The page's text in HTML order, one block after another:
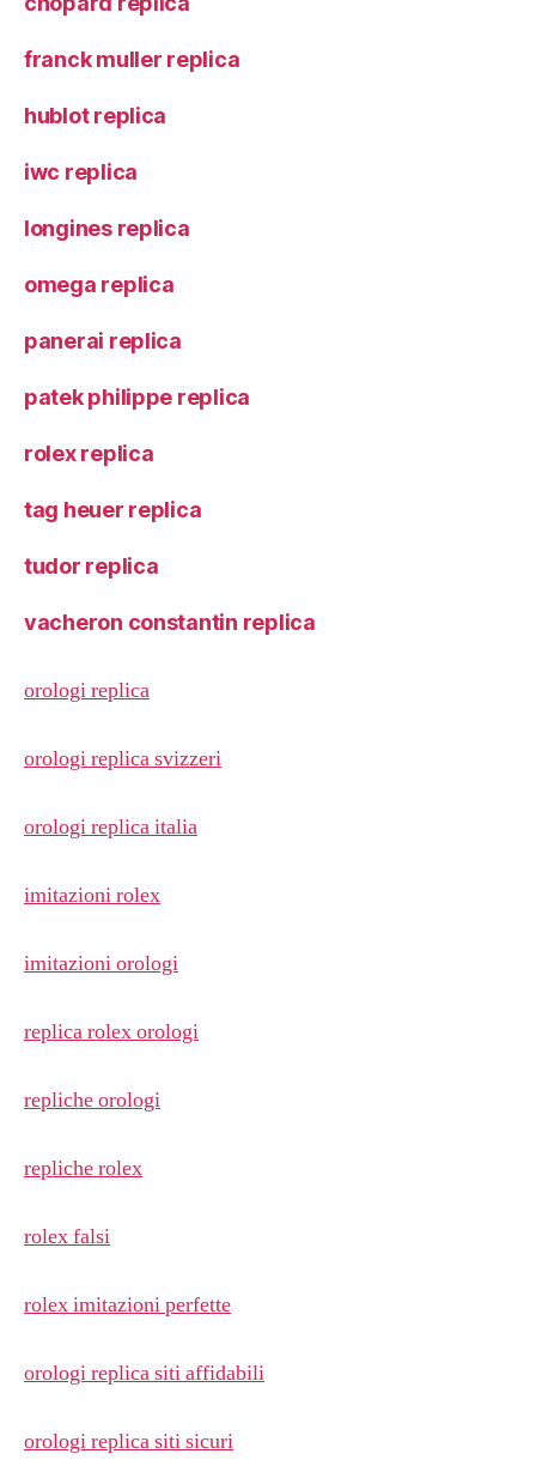
franck muller replica
hublot replica
iwc replica
longines replica
omega replica
panerai replica
patek philippe replica
rolex replica
tag heuer replica
tudor replica
vacheron constantin replica
orologi replica
orologi replica svizzeri
orologi replica italia
imitazioni rolex
imitazioni orologi
replica rolex orologi
repliche orologi
repliche rolex
rolex falsi
rolex imitazioni perfette
orologi replica siti affidabili
orologi replica siti sicuri